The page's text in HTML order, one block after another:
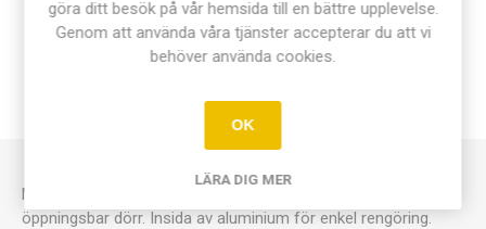
ÖVERSIKT
Mycket prisvärt bakteriologskåp med två hyllplan och
öppningsbar dörr. Insida av aluminium för enkel rengöring.
göra ditt besök på vår hemsida till en bättre upplevelse.
Genom att använda våra tjänster accepterar du att vi
behöver använda cookies.
OK
LÄRA DIG MER